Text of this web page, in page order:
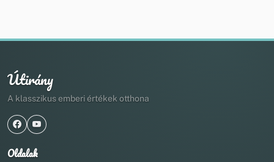
Útirány
A klasszikus emberi értékek otthona
Oldalak